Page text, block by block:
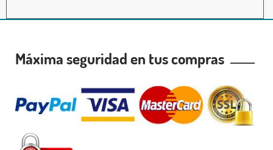
Máxima seguridad en tus compras